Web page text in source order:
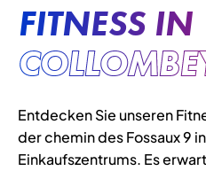
FITNESS IN
Entdecken Sie unseren
der chemin des Fossaux 9
Einkaufszentrums. Es